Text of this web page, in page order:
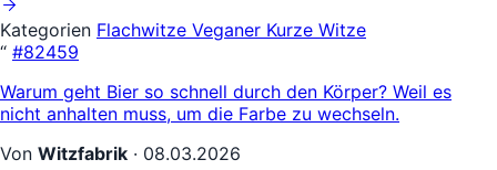
Kategorien Flachwitze Veganer Kurze Witze
“ #82459
Warum geht Bier so schnell durch den Körper? Weil es
nicht anhalten muss, um die Farbe zu wechseln.
Von Witzfabrik · 08.03.2026